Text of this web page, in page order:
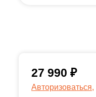
27 990 ₽
Авторизоваться,